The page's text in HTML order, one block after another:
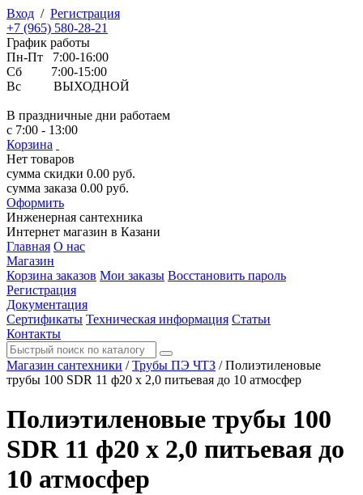
Вход / Регистрация
+7 (965) 580-28-21
График работы
Пн-Пт 7:00-16:00
Сб 7:00-15:00
Вс ВЫХОДНОЙ
В праздничные дни работаем
с 7:00 - 13:00
Корзина
Нет товаров
сумма скидки 0.00 руб.
сумма заказа 0.00 руб.
Оформить
Инженерная сантехника
Интернет магазин в Казани
Главная О нас
Магазин
Корзина заказов Мои заказы Восстановить пароль
Регистрация
Документация
Сертификаты Техническая информация Статьи
Контакты
Магазин сантехники / Трубы ПЭ ЧТЗ / Полиэтиленовые
трубы 100 SDR 11 ф20 х 2,0 питьевая до 10 атмосфер
Полиэтиленовые трубы 100
SDR 11 ф20 х 2,0 питьевая до
10 атмосфер